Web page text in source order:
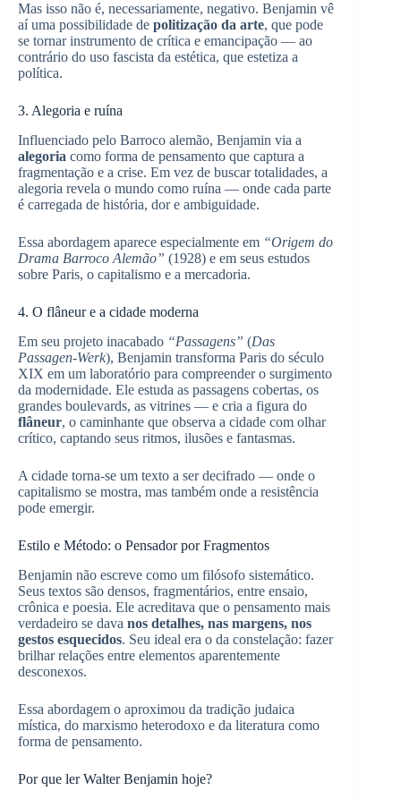
Mas isso não é, necessariamente, negativo. Benjamin vê
aí uma possibilidade de politização da arte, que pode
se tornar instrumento de crítica e emancipação — ao
contrário do uso fascista da estética, que estetiza a
política.
3. Alegoria e ruína
Influenciado pelo Barroco alemão, Benjamin via a
alegoria como forma de pensamento que captura a
fragmentação e a crise. Em vez de buscar totalidades, a
alegoria revela o mundo como ruína — onde cada parte
é carregada de história, dor e ambiguidade.
Essa abordagem aparece especialmente em “Origem do
Drama Barroco Alemão” (1928) e em seus estudos
sobre Paris, o capitalismo e a mercadoria.
4. O flâneur e a cidade moderna
Em seu projeto inacabado “Passagens” (Das
Passagen-Werk), Benjamin transforma Paris do século
XIX em um laboratório para compreender o surgimento
da modernidade. Ele estuda as passagens cobertas, os
grandes boulevards, as vitrines — e cria a figura do
flâneur, o caminhante que observa a cidade com olhar
crítico, captando seus ritmos, ilusões e fantasmas.
A cidade torna-se um texto a ser decifrado — onde o
capitalismo se mostra, mas também onde a resistência
pode emergir.
Estilo e Método: o Pensador por Fragmentos
Benjamin não escreve como um filósofo sistemático.
Seus textos são densos, fragmentários, entre ensaio,
crônica e poesia. Ele acreditava que o pensamento mais
verdadeiro se dava nos detalhes, nas margens, nos
gestos esquecidos. Seu ideal era o da constelação: fazer
brilhar relações entre elementos aparentemente
desconexos.
Essa abordagem o aproximou da tradição judaica
mística, do marxismo heterodoxo e da literatura como
forma de pensamento.
Por que ler Walter Benjamin hoje?